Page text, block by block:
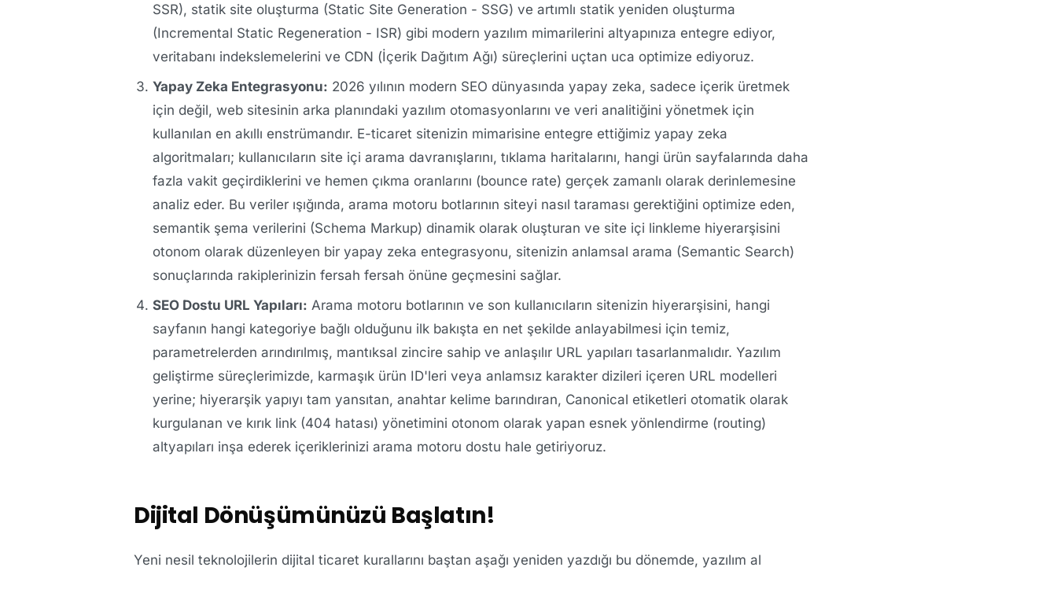
SSR), statik site oluşturma (Static Site Generation - SSG) ve artımlı statik yeniden oluşturma
(Incremental Static Regeneration - ISR) gibi modern yazılım mimarilerini altyapınıza entegre ediyor,
veritabanı indekslemelerini ve CDN (İçerik Dağıtım Ağı) süreçlerini uçtan uca optimize ediyoruz.
Yapay Zeka Entegrasyonu: 2026 yılının modern SEO dünyasında yapay zeka, sadece içerik üretmek
için değil, web sitesinin arka planındaki yazılım otomasyonlarını ve veri analitiğini yönetmek için
kullanılan en akıllı enstrümandır. E-ticaret sitenizin mimarisine entegre ettiğimiz yapay zeka
algoritmaları; kullanıcıların site içi arama davranışlarını, tıklama haritalarını, hangi ürün sayfalarında daha
fazla vakit geçirdiklerini ve hemen çıkma oranlarını (bounce rate) gerçek zamanlı olarak derinlemesine
analiz eder. Bu veriler ışığında, arama motoru botlarının siteyi nasıl taraması gerektiğini optimize eden,
semantik şema verilerini (Schema Markup) dinamik olarak oluşturan ve site içi linkleme hiyerarşisini
otonom olarak düzenleyen bir yapay zeka entegrasyonu, sitenizin anlamsal arama (Semantic Search)
sonuçlarında rakiplerinizin fersah fersah önüne geçmesini sağlar.
SEO Dostu URL Yapıları: Arama motoru botlarının ve son kullanıcıların sitenizin hiyerarşisini, hangi
sayfanın hangi kategoriye bağlı olduğunu ilk bakışta en net şekilde anlayabilmesi için temiz,
parametrelerden arındırılmış, mantıksal zincire sahip ve anlaşılır URL yapıları tasarlanmalıdır. Yazılım
geliştirme süreçlerimizde, karmaşık ürün ID'leri veya anlamsız karakter dizileri içeren URL modelleri
yerine; hiyerarşik yapıyı tam yansıtan, anahtar kelime barındıran, Canonical etiketleri otomatik olarak
kurgulanan ve kırık link (404 hatası) yönetimini otonom olarak yapan esnek yönlendirme (routing)
altyapıları inşa ederek içeriklerinizi arama motoru dostu hale getiriyoruz.
Dijital Dönüşümünüzü Başlatın!
Yeni nesil teknolojilerin dijital ticaret kurallarını baştan aşağı yeniden yazdığı bu dönemde, yazılım al